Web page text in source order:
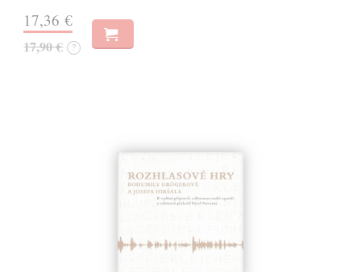
17,36 €
17,90 € ?